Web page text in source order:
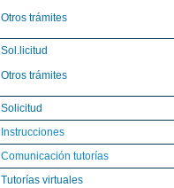
Otros trámites
Sol.licitud
Otros trámites
Solicitud
Instrucciones
Comunicación tutorías
Tutorías virtuales